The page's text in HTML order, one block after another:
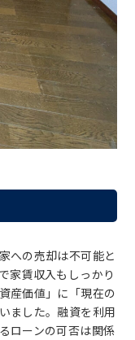
への売却は不可能と
家賃収入もしっかり
産価値」に「現在の
ました。融資を利用
ローンの可否は関係